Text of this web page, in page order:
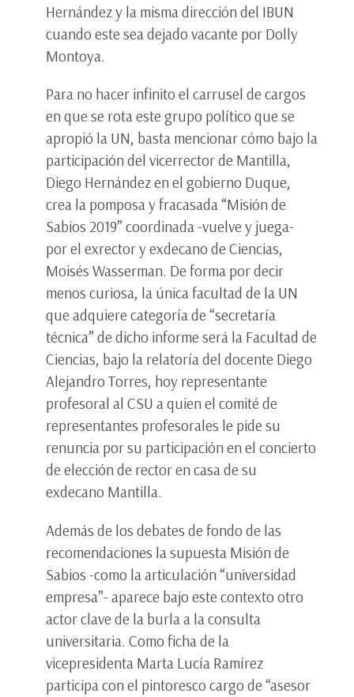
Hernández y la misma dirección del IBUN
cuando este sea dejado vacante por Dolly
Montoya.
Para no hacer infinito el carrusel de cargos
en que se rota este grupo político que se
apropió la UN, basta mencionar cómo bajo la
participación del vicerrector de Mantilla,
Diego Hernández en el gobierno Duque,
crea la pomposa y fracasada “Misión de
Sabios 2019” coordinada -vuelve y juega-
por el exrector y exdecano de Ciencias,
Moisés Wasserman. De forma por decir
menos curiosa, la única facultad de la UN
que adquiere categoría de “secretaría
técnica” de dicho informe será la Facultad de
Ciencias, bajo la relatoría del docente Diego
Alejandro Torres, hoy representante
profesoral al CSU a quien el comité de
representantes profesorales le pide su
renuncia por su participación en el concierto
de elección de rector en casa de su
exdecano Mantilla.
Además de los debates de fondo de las
recomendaciones la supuesta Misión de
Sabios -como la articulación “universidad
empresa”- aparece bajo este contexto otro
actor clave de la burla a la consulta
universitaria. Como ficha de la
vicepresidenta Marta Lucía Ramírez
participa con el pintoresco cargo de “asesor